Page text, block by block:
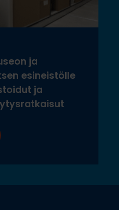
ja
esineistölle
ja